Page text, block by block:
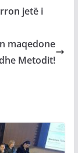
jetë i
maqedone
Metodit!